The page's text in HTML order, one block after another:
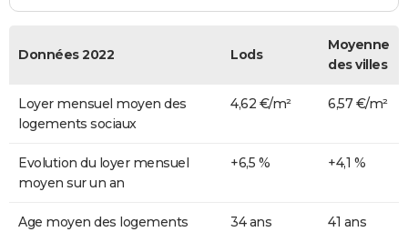
Données 2022 Lods
Moyenne
des villes
Loyer mensuel moyen des
logements sociaux
4,62 €/m² 6,57 €/m²
Evolution du loyer mensuel
moyen sur un an
+6,5 % +4,1 %
Age moyen des logements
34 ans 41 ans